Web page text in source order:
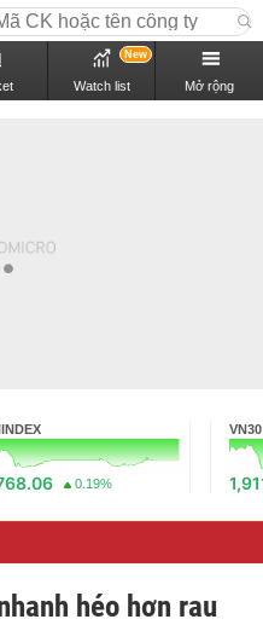
Watch list
New
Mở rộng
0.19%
VN30
héo hơn rau